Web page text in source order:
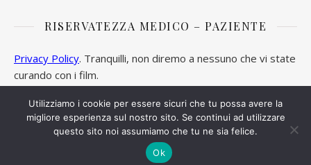
RISERVATEZZA MEDICO – PAZIENTE
Privacy Policy. Tranquilli, non diremo a nessuno che vi state
curando con i film.
Ashe Tema di WP Royal
Utilizziamo i cookie per essere sicuri che tu possa avere la
migliore esperienza sul nostro sito. Se continui ad utilizzare
questo sito noi assumiamo che tu ne sia felice.
Ok